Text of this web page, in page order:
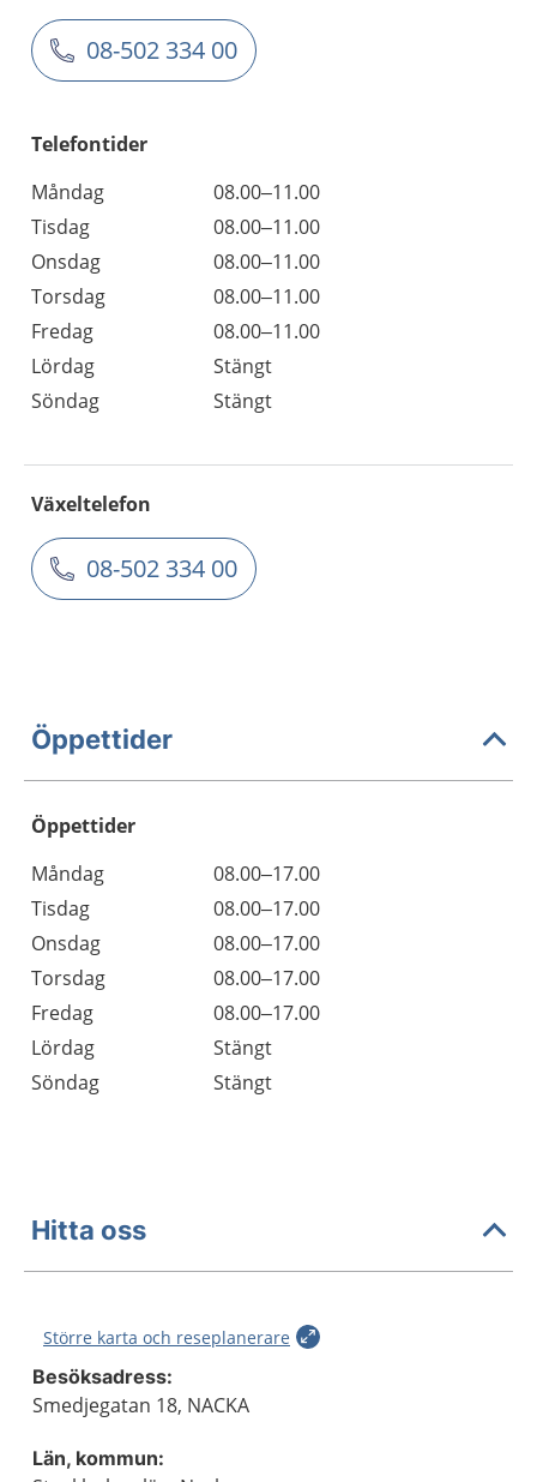
08-502 334 00
Telefontider
Måndag
08.00–11.00
Tisdag
08.00–11.00
Onsdag
08.00–11.00
Torsdag
08.00–11.00
Fredag
08.00–11.00
Lördag
Stängt
Söndag
Stängt
Växeltelefon
08-502 334 00
Öppettider
Öppettider
Dag
Öppettider
Kommentarer
Måndag
08.00–17.00
Tisdag
08.00–17.00
Onsdag
08.00–17.00
Torsdag
08.00–17.00
Fredag
08.00–17.00
Lördag
Stängt
Söndag
Stängt
Hitta oss
Större karta och reseplanerare
Besöksadress:
Smedjegatan 18, NACKA
Län, kommun: